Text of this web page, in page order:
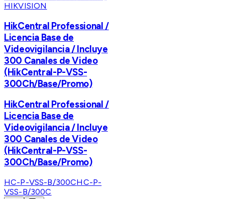
HIKVISION
HikCentral Professional /
Licencia Base de
Videovigilancia / Incluye
300 Canales de Video
(HikCentral-P-VSS-
300Ch/Base/Promo)
HikCentral Professional /
Licencia Base de
Videovigilancia / Incluye
300 Canales de Video
(HikCentral-P-VSS-
300Ch/Base/Promo)
HC-P-VSS-B/300CHC-P-
VSS-B/300C